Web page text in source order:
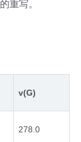
的重写。
v(G)
278.0